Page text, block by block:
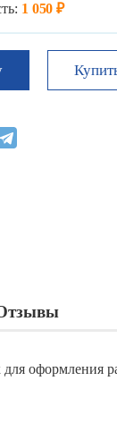
1 050 ₽
оформления